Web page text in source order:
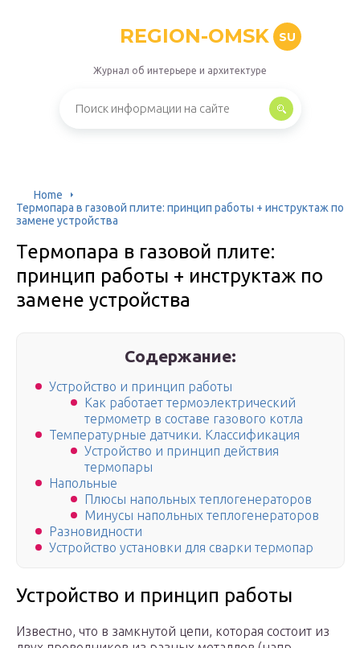
REGION-OMSK SU
Журнал об интерьере и архитектуре
Home
Термопара в газовой плите: принцип работы + инструктаж по
замене устройства
Термопара в газовой плите:
принцип работы + инструктаж по
замене устройства
Содержание:
Устройство и принцип работы
Как работает термоэлектрический
термометр в составе газового котла
Температурные датчики. Классификация
Устройство и принцип действия
термопары
Напольные
Плюсы напольных теплогенераторов
Минусы напольных теплогенераторов
Разновидности
Устройство установки для сварки термопар
Устройство и принцип работы
Известно, что в замкнутой цепи, которая состоит из